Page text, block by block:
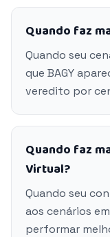
Quando faz
Quando seu
que BAGY
veredito por
Quando faz
Virtual?
Quando seu
aos cenários
performar